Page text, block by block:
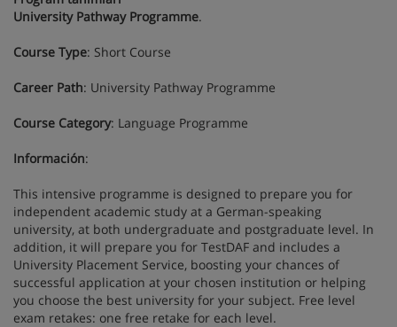
University Pathway Programme.
Course Type: Short Course
Career Path: University Pathway Programme
Course Category: Language Programme
Información:
This intensive programme is designed to prepare you for
independent academic study at a German-speaking
university, at both undergraduate and postgraduate level. In
addition, it will prepare you for TestDAF and includes a
University Placement Service, boosting your chances of
successful application at your chosen institution or helping
you choose the best university for your subject. Free level
exam retakes: one free retake for each level.